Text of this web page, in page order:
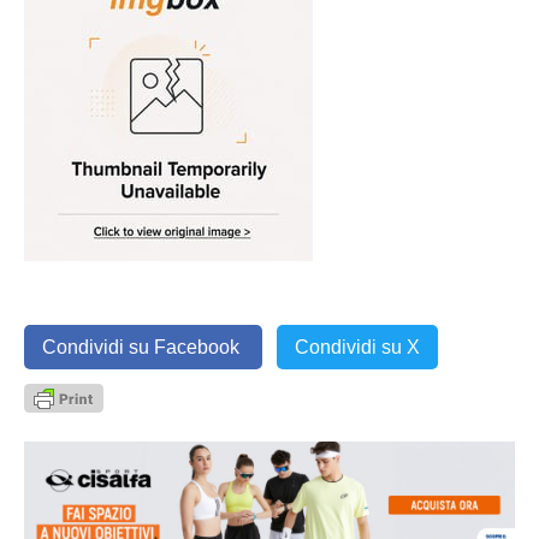
Condividi su Facebook Condividi su X